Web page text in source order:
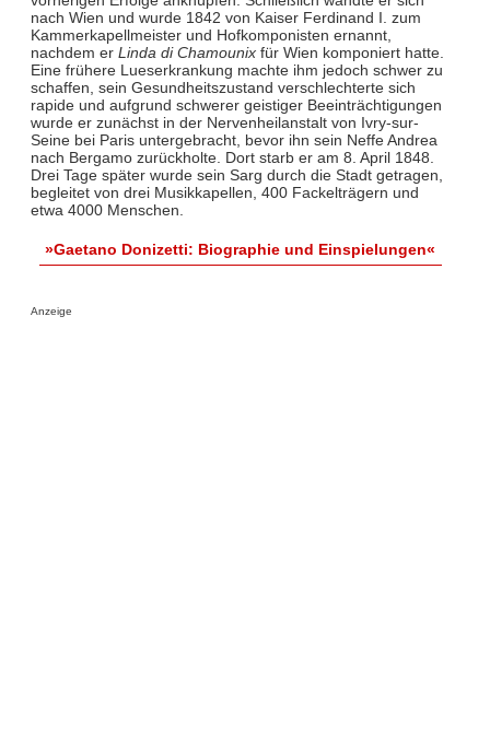
nach Wien und wurde 1842 von Kaiser Ferdinand I. zum
Kammerkapellmeister und Hofkomponisten ernannt,
nachdem er Linda di Chamounixfür Wien komponiert hatte.
Eine frühere Lueserkrankung machte ihm jedoch schwer zu
schaffen, sein Gesundheitszustand verschlechterte sich
rapide und aufgrund schwerer geistiger Beeinträchtigungen
wurde er zunächst in der Nervenheilanstalt von Ivry-sur-
Seine bei Paris untergebracht, bevor ihn sein Neffe Andrea
nach Bergamo zurückholte. Dort starb er am 8. April 1848.
Drei Tage später wurde sein Sarg durch die Stadt getragen,
begleitet von drei Musikkapellen, 400 Fackelträgern und
etwa 4000 Menschen.
»Gaetano Donizetti: Biographie und Einspielungen«
Anzeige